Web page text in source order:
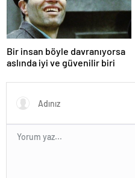
Bir insan böyle davranıyorsa
aslında iyi ve güvenilir biri